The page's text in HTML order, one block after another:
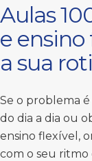
Aulas
e ensino
a sua
Se o problema
do dia a dia ou
ensino flexível,
com o seu